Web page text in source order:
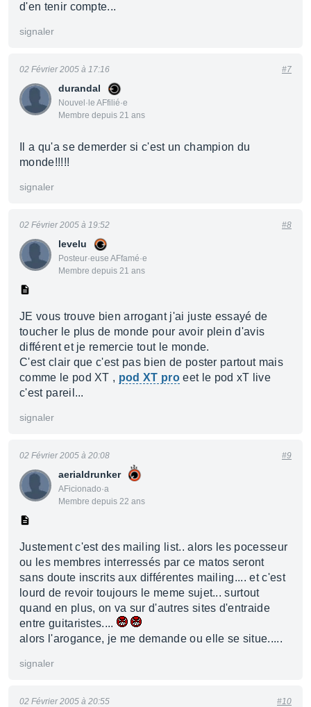
d'en tenir compte...
signaler
durandal
Nouvel·le AFfilié·e
Membre depuis 21 ans
02 Février 2005 à 17:16 #7
Il a qu'a se demerder si c'est un champion du
monde!!!!!
signaler
levelu
Posteur·euse AFfamé·e
Membre depuis 21 ans
02 Février 2005 à 19:52 #8
JE vous trouve bien arrogant j'ai juste essayé de
toucher le plus de monde pour avoir plein d'avis
différent et je remercie tout le monde.
C'est clair que c'est pas bien de poster partout mais
comme le pod XT , pod XT proeet le pod xT live
c'est pareil...
signaler
aerialdrunker
AFicionado·a
Membre depuis 22 ans
02 Février 2005 à 20:08 #9
Justement c'est des mailing list.. alors les pocesseur
ou les membres interressés par ce matos seront
sans doute inscrits aux différentes mailing.... et c'est
lourd de revoir toujours le meme sujet... surtout
quand en plus, on va sur d'autres sites d'entraide
entre guitaristes....
alors l'arogance, je me demande ou elle se situe.....
signaler
02 Février 2005 à 20:55 #10